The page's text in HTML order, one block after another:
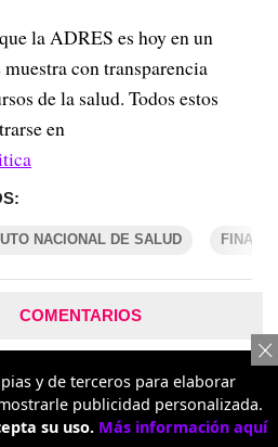
la ADRES es hoy en un
con transparencia
de la salud. Todos estos
en
NACIONAL DE SALUD
COMENTARIOS
UN ERROR
y de terceros para elaborar
publicidad personalizada.
su uso. Más información aquí